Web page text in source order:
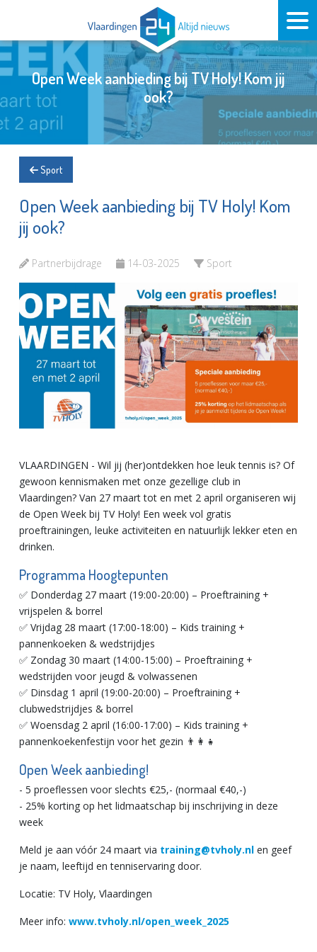
Open Week aanbieding bij TV Holy! Kom jij
ook?
Sport
Open Week aanbieding bij TV Holy! Kom
jij ook?
Partnerbijdrage 14-03-2025 Sport
VLAARDINGEN - Wil jij (her)ontdekken hoe leuk tennis is? Of
gewoon kennismaken met onze gezellige club in
Vlaardingen? Van 27 maart tot en met 2 april organiseren wij
de Open Week bij TV Holy! Een week vol gratis
proeftrainingen, leuke activiteiten en natuurlijk lekker eten en
drinken.
Programma Hoogtepunten
✅ Donderdag 27 maart (19:00-20:00) – Proeftraining +
vrijspelen & borrel
✅ Vrijdag 28 maart (17:00-18:00) – Kids training +
pannenkoeken & wedstrijdjes
✅ Zondag 30 maart (14:00-15:00) – Proeftraining +
wedstrijden voor jeugd & volwassenen
✅ Dinsdag 1 april (19:00-20:00) – Proeftraining +
clubwedstrijdjes & borrel
✅ Woensdag 2 april (16:00-17:00) – Kids training +
pannenkoekenfestijn voor het gezin 👨‍👩‍👧‍
Open Week aanbieding!
- 5 proeflessen voor slechts €25,- (normaal €40,-)
- 25% korting op het lidmaatschap bij inschrijving in deze
week
Meld je aan vóór 24 maart via training@tvholy.nl en geef
je naam, leeftijd en tenniservaring door.
Locatie: TV Holy, Vlaardingen
Meer info: www.tvholy.nl/open_week_2025